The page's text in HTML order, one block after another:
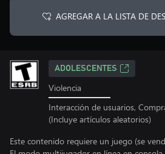
AGREGAR A LA LISTA DE
ADOLESCENTES
Violencia
Interacción de usuarios,
(Incluye artículos aleatorios)
Este contenido requiere un juego (se